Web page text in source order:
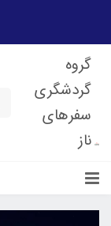
گروه
گردشگری
سفرهای
ناز